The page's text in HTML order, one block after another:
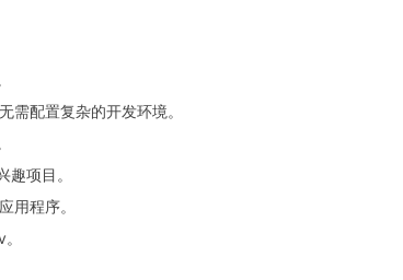
需配置复杂的开发环境。
项目。
用程序。